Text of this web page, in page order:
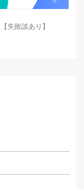
失敗談あり】